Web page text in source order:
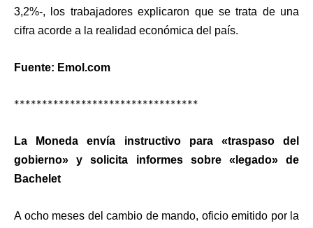
3,2%-, los trabajadores explicaron que se trata de una
cifra acorde a la realidad económica del país.
Fuente: Emol.com
*********************************
La Moneda envía instructivo para «traspaso del
gobierno» y solicita informes sobre «legado» de
Bachelet
A ocho meses del cambio de mando, oficio emitido por la